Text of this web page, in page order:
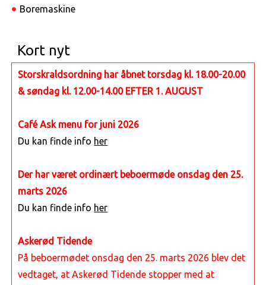
Boremaskine
Kort nyt
Storskraldsordning har åbnet torsdag kl. 18.00-20.00
& søndag kl. 12.00-14.00 EFTER 1. AUGUST
Café Ask menu for juni 2026
Du kan finde info her
Der har været ordinært beboermøde onsdag den 25.
marts 2026
Du kan finde info her
Askerød Tidende
På beboermødet onsdag den 25. marts 2026 blev det
vedtaget, at Askerød Tidende stopper med at